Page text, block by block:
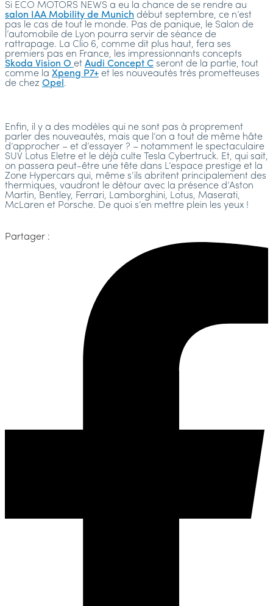
Si ECO MOTORS NEWS a eu la chance de se rendre au
salon IAA Mobility de Munich début septembre, ce n’est
pas le cas de tout le monde. Pas de panique, le Salon de
l’automobile de Lyon pourra servir de séance de
rattrapage. La Clio 6, comme dit plus haut, fera ses
premiers pas en France, les impressionnants concepts
Skoda Vision O et Audi Concept C seront de la partie, tout
comme la Xpeng P7+ et les nouveautés très prometteuses
de chez Opel.
Enfin, il y a des modèles qui ne sont pas à proprement
parler des nouveautés, mais que l’on a tout de même hâte
d’approcher – et d’essayer ? – notamment le spectaculaire
SUV Lotus Eletre et le déjà culte Tesla Cybertruck. Et, qui sait,
on passera peut-être une tête dans L’espace prestige et la
Zone Hypercars qui, même s’ils abritent principalement des
thermiques, vaudront le détour avec la présence d’Aston
Martin, Bentley, Ferrari, Lamborghini, Lotus, Maserati,
McLaren et Porsche. De quoi s’en mettre plein les yeux !
Partager :